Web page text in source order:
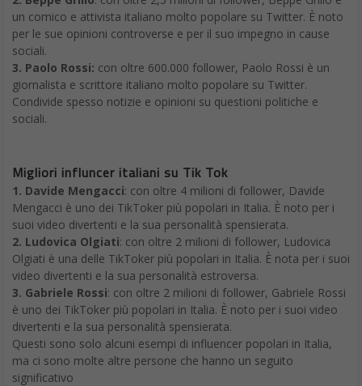
un comico e attivista italiano molto popolare su Twitter. È noto
per le sue opinioni controverse e per il suo impegno in cause
sociali.
3. Paolo Rossi: con oltre 600.000 follower, Paolo Rossi è un
giornalista e scrittore italiano molto popolare su Twitter.
Condivide spesso notizie e opinioni su questioni politiche e
sociali.
Migliori influncer italiani su Tik Tok
1. Davide Mengacci: con oltre 4 milioni di follower, Davide
Mengacci è uno dei TikToker più popolari in Italia. È noto per i
suoi video divertenti e la sua personalità spensierata.
2. Ludovica Olgiati: con oltre 2 milioni di follower, Ludovica
Olgiati è una delle TikToker più popolari in Italia. È nota per i suoi
video divertenti e la sua personalità estroversa.
3. Gabriele Rossi: con oltre 2 milioni di follower, Gabriele Rossi
è uno dei TikToker più popolari in Italia. È noto per i suoi video
divertenti e la sua personalità spensierata.
Questi sono solo alcuni esempi di influencer popolari in Italia,
ma ci sono molte altre persone che hanno un seguito
significativo